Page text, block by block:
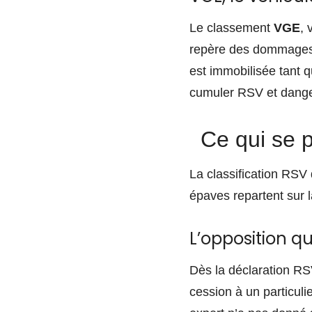
Le classement VGE,
repère des
est immobilisée tant
cumuler RSV et
Ce qui se
La classification
épaves repartent sur
L’opposition
Dès la déclaration
cession à un